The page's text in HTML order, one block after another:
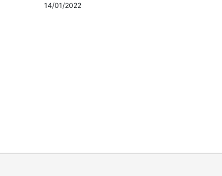
14/01/2022